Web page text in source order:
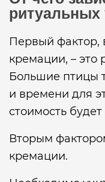
ритуальных
Первый
кремации, – это
Большие птицы
и времени для
стоимость
Вторым
кремации.